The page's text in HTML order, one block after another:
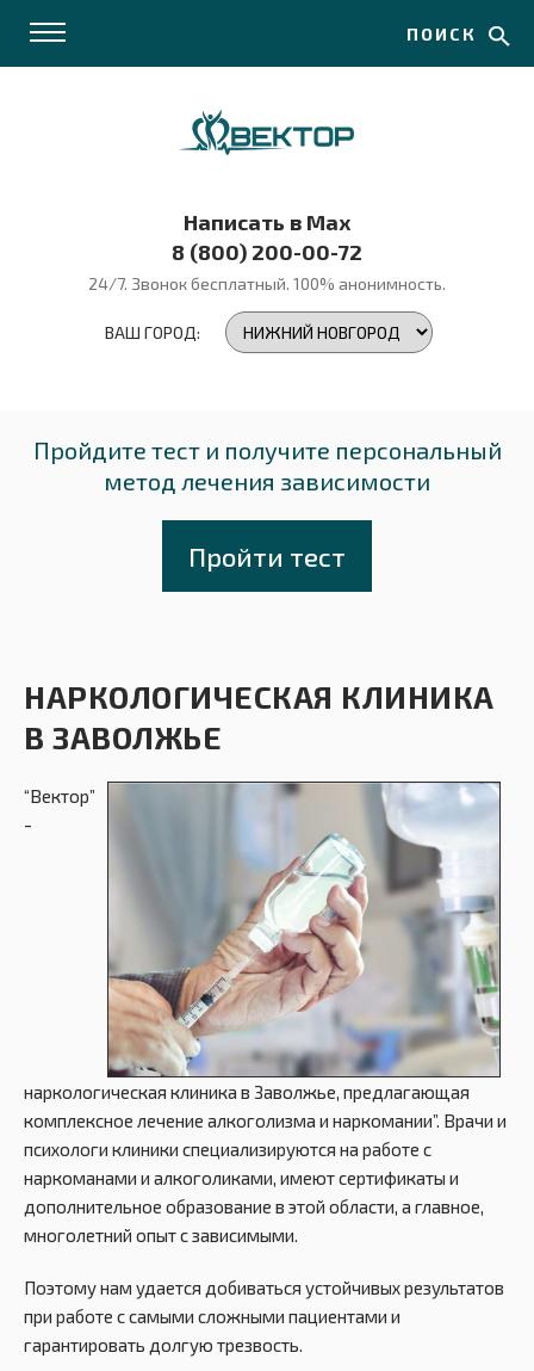
ПОИСК
Написать в Max
8 (800) 200-00-72
24/7. Звонок бесплатный. 100% анонимность.
ВАШ ГОРОД:
Пройдите тест и получите персональный
метод лечения зависимости
Пройти тест
НАРКОЛОГИЧЕСКАЯ КЛИНИКА
В ЗАВОЛЖЬЕ
“Вектор”
-
наркологическая клиника в Заволжье, предлагающая
комплексное лечение алкоголизма и наркомании”. Врачи и
психологи клиники специализируются на работе с
наркоманами и алкоголиками, имеют сертификаты и
дополнительное образование в этой области, а главное,
многолетний опыт с зависимыми.
Поэтому нам удается добиваться устойчивых результатов
при работе с самыми сложными пациентами и
гарантировать долгую трезвость.